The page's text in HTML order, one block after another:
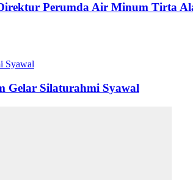
Perumda Air Minum Tirta
Gelar Silaturahmi Syawal